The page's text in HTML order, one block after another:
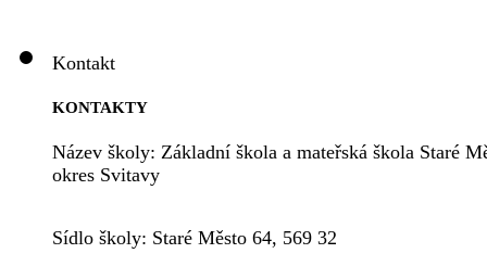
Kontakt
KONTAKTY
Název školy: Základní škola a mateřská škola Staré
okres Svitavy
Sídlo školy: Staré Město 64, 569 32